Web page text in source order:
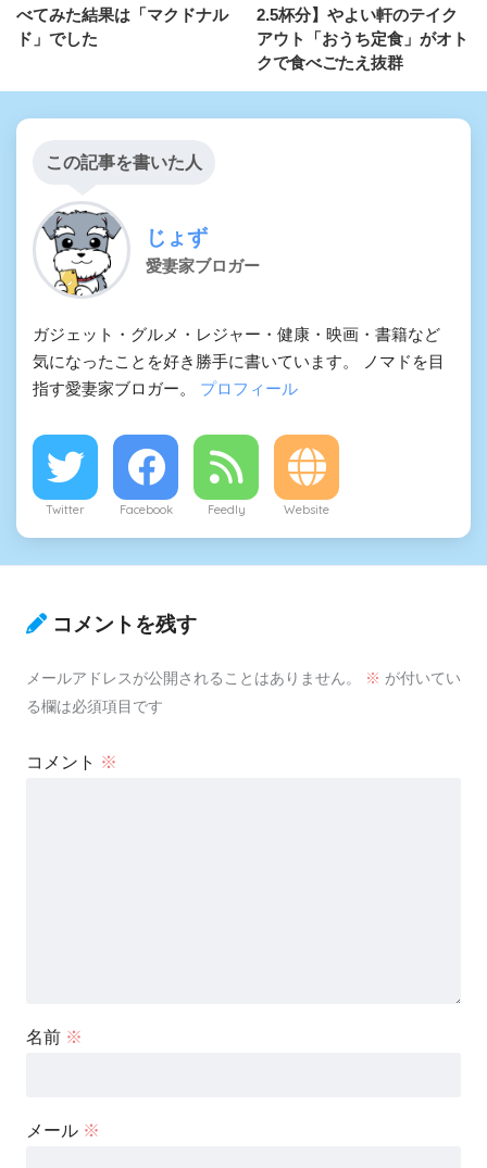
べてみた結果は「マクドナル
ド」でした
2.5杯分】やよい軒のテイク
アウト「おうち定食」がオト
クで食べごたえ抜群
この記事を書いた人
じょず
愛妻家ブロガー
ガジェット・グルメ・レジャー・健康・映画・書籍など
気になったことを好き勝手に書いています。 ノマドを目
指す愛妻家ブロガー。 プロフィール
Twitter Facebook Feedly Website
コメントを残す
メールアドレスが公開されることはありません。 ※ が付いてい
る欄は必須項目です
コメント ※
名前 ※
メール ※